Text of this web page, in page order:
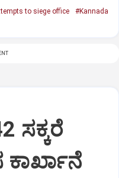
to siege office
#Kannada
ಸಕ್ಕರೆ
ಕಾರ್ಖಾನೆ